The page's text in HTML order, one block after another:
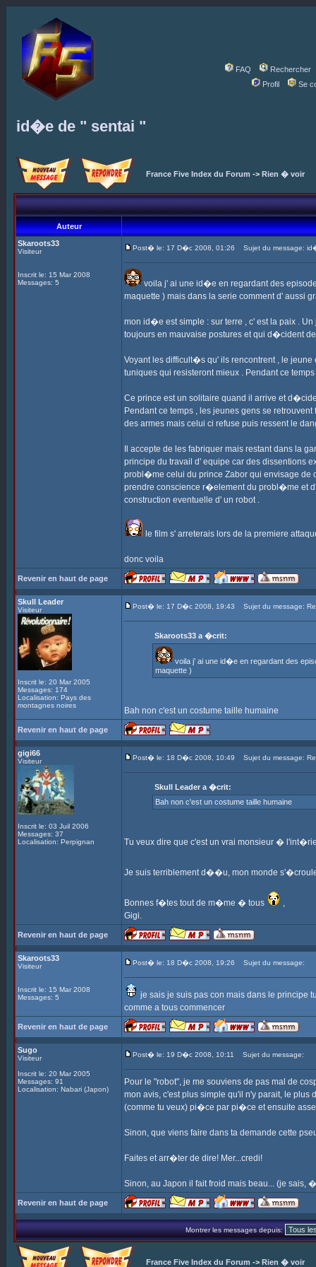
FAQ
Rechercher
Profil
Se
id�e de " sentai "
France Five Index du Forum -> Rien � voir
Auteur
Skaroots33
Visiteur
Inscrit le: 15 Mar 2008
Messages: 5
Post� le: 17 D�c 2008, 01:26 Sujet du message:
voila j' ai une id�e en regardant des
maquette ) mais dans la serie comment d' aussi
mon id�e est simple : sur terre , c' est la paix .
toujours en mauvaise postures et qui d�cident
Voyant les difficult�s qu' ils rencontrent , le
tuniques qui resisteront mieux . Pendant ce
Ce prince est un solitaire quand il arrive et
Pendant ce temps , les jeunes gens se
des armes mais celui ci refuse puis ressent le
Il accepte de les fabriquer mais restant dans la
principe du travail d' equipe car des dissentions
probl�me celui du prince Zabor qui envisage de
prendre conscience r�element du probl�me et
construction eventuelle d' un robot .
le film s' arreterais lors de la premiere
donc voila
Revenir en haut de page
Skull Leader
Visiteur
Inscrit le: 20 Mar 2005
Messages: 174
Localisation: Pays des
montagnes noires
Post� le: 17 D�c 2008, 19:43 Sujet du message:
Skaroots33 a �crit:
voila j' ai une id�e en regardant des
maquette )
Bah non c'est un costume taille humaine
Revenir en haut de page
gigi66
Visiteur
Inscrit le: 03 Juil 2006
Messages: 37
Localisation: Perpignan
Post� le: 18 D�c 2008, 10:49 Sujet du message:
Skull Leader a �crit:
Bah non c'est un costume taille humaine
Tu veux dire que c'est un vrai monsieur �
Je suis terriblement d��u, mon monde
Bonnes f�tes tout de m�me � tous
,
Gigi.
Revenir en haut de page
Skaroots33
Visiteur
Inscrit le: 15 Mar 2008
Messages: 5
Post� le: 18 D�c 2008, 19:26 Sujet du message:
je sais je suis pas con mais dans le principe
comme a tous commencer
Revenir en haut de page
Sugo
Visiteur
Inscrit le: 20 Mar 2005
Messages: 91
Localisation: Nabari (Japon)
Post� le: 19 D�c 2008, 10:11 Sujet du message:
Pour le "robot", je me souviens de pas mal de
mon avis, c'est plus simple qu'il n'y parait, le plus
(comme tu veux) pi�ce par pi�ce et ensuite
Sinon, que viens faire dans ta demande cette
Faites et arr�ter de dire! Mer...credi!
Sinon, au Japon il fait froid mais beau... (je
Revenir en haut de page
Montrer les messages depuis:
France Five Index du Forum -> Rien � voir